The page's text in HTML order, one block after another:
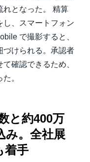
れとなった。 精算
し、スマートフォン
で撮影すると、
づけられる。承認者
確認できるため、
。
と約400万
み。全社展
着手